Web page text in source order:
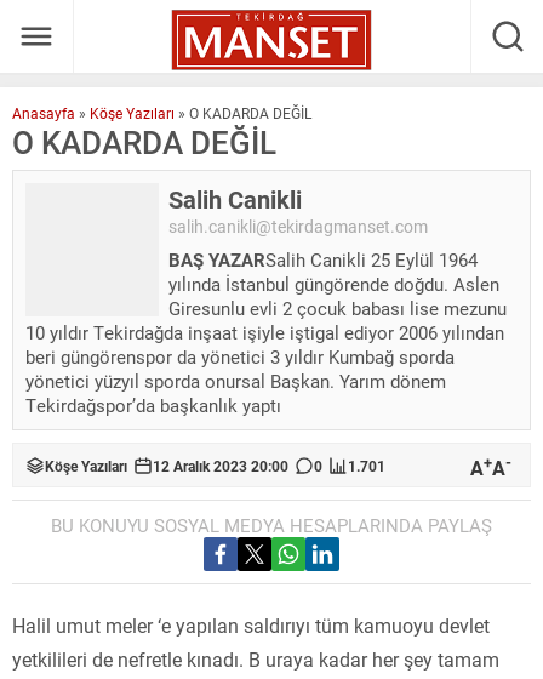
Anasayfa » Köşe Yazıları » O KADARDA DEĞİL
O KADARDA DEĞİL
Salih Canikli
salih.canikli@tekirdagmanset.com
BAŞ YAZARSalih Canikli 25 Eylül 1964
yılında İstanbul güngörende doğdu. Aslen
Giresunlu evli 2 çocuk babası lise mezunu
10 yıldır Tekirdağda inşaat işiyle iştigal ediyor 2006 yılından
beri güngörenspor da yönetici 3 yıldır Kumbağ sporda
yönetici yüzyıl sporda onursal Başkan. Yarım dönem
Tekirdağspor’da başkanlık yaptı
Köşe Yazıları 12 Aralık 2023 20:00 0 1.701 A+A-
BU KONUYU SOSYAL MEDYA HESAPLARINDA PAYLAŞ
Halil umut meler ‘e yapılan saldırıyı tüm kamuoyu devlet
yetkilileri de nefretle kınadı. B uraya kadar her şey tamam